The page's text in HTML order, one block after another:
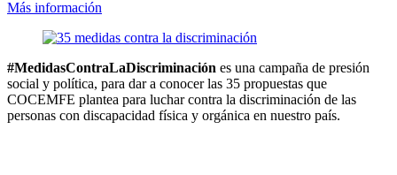
Más información
#MedidasContraLaDiscriminación es una campaña de presión
social y política, para dar a conocer las 35 propuestas que
COCEMFE plantea para luchar contra la discriminación de las
personas con discapacidad física y orgánica en nuestro país.